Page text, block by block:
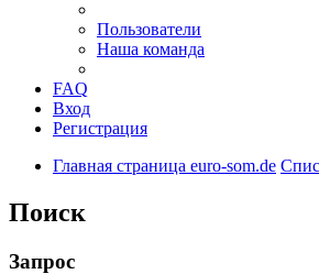
Пользователи
Наша команда
FAQ
Вход
Регистрация
Главная страница euro-som.de
Поиск
Запрос